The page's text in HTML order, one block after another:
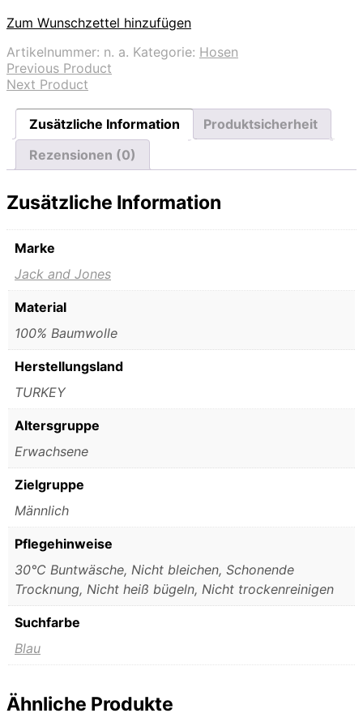
Zum Wunschzettel hinzufügen
Artikelnummer: n. a. Kategorie: Hosen
Previous Product
Next Product
Zusätzliche Information
Produktsicherheit
Rezensionen (0)
Zusätzliche Information
Marke
Jack and Jones
Material
100% Baumwolle
Herstellungsland
TURKEY
Altersgruppe
Erwachsene
Zielgruppe
Männlich
Pflegehinweise
30°C Buntwäsche, Nicht bleichen, Schonende
Trocknung, Nicht heiß bügeln, Nicht trockenreinigen
Suchfarbe
Blau
Ähnliche Produkte